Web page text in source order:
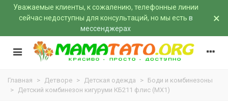
Уважаемые клиенты, к сожалению, телефонные линии
сейчас недоступны для консультаций, но мы есть в
мессенджерах
×
Главная > Детворе > Детская одежда > Боди и комбинезоны
> Детский комбинезон кигуруми КБ211 флис (MX1)